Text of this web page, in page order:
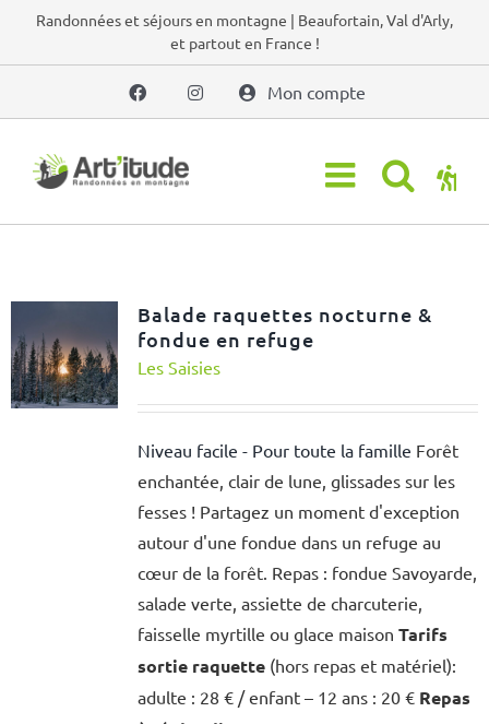
PasserRandonnées et séjours en montagne | Beaufortain, Val d'Arly,
et partout en France !
Mon compte
Balade raquettes nocturne &
fondue en refuge
Les Saisies
Niveau facile - Pour toute la famille Forêt
enchantée, clair de lune, glissades sur les
fesses ! Partagez un moment d'exception
autour d'une fondue dans un refuge au
cœur de la forêt. Repas : fondue Savoyarde,
salade verte, assiette de charcuterie,
faisselle myrtille ou glace maison Tarifs
sortie raquette (hors repas et matériel):
adulte : 28 € / enfant – 12 ans : 20 € Repas